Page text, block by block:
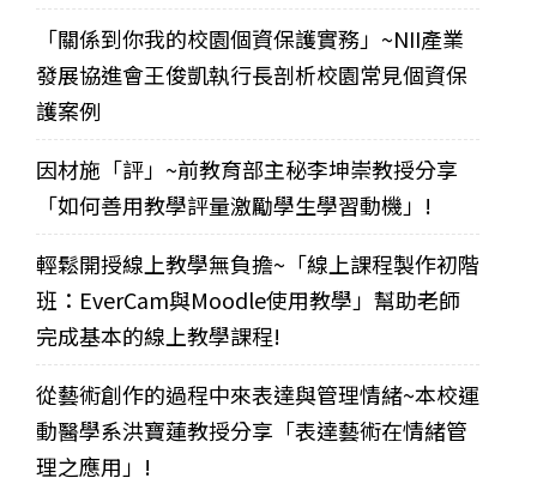
「關係到你我的校園個資保護實務」~NII產業
發展協進會王俊凱執行長剖析校園常見個資保
護案例
因材施「評」~前教育部主秘李坤崇教授分享
「如何善用教學評量激勵學生學習動機」!
輕鬆開授線上教學無負擔~「線上課程製作初階
班：EverCam與Moodle使用教學」幫助老師
完成基本的線上教學課程!
從藝術創作的過程中來表達與管理情緒~本校運
動醫學系洪寶蓮教授分享「表達藝術在情緒管
理之應用」!